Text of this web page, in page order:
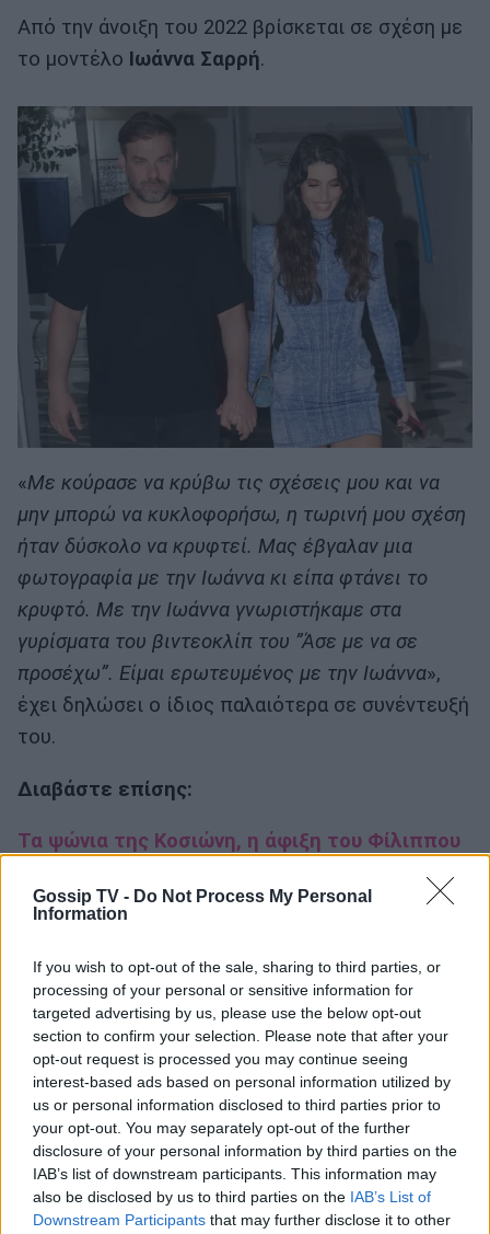
Gossip TV - Do Not Process My Personal
Information
If you wish to opt-out of the sale, sharing to third parties, or
processing of your personal or sensitive information for
targeted advertising by us, please use the below opt-out
section to confirm your selection. Please note that after your
opt-out request is processed you may continue seeing
interest-based ads based on personal information utilized by
us or personal information disclosed to third parties prior to
your opt-out. You may separately opt-out of the further
disclosure of your personal information by third parties on the
IAB’s list of downstream participants. This information may
also be disclosed by us to third parties on the IAB’s List of
Downstream Participants that may further disclose it to other
Από την άνοιξη του 2022 βρίσκεται σε σχέση με
το μοντέλο Ιωάννα Σαρρή.
«Με κούρασε να κρύβω τις σχέσεις μου και να
μην μπορώ να κυκλοφορήσω, η τωρινή μου σχέση
ήταν δύσκολο να κρυφτεί. Μας έβγαλαν μια
φωτογραφία με την Ιωάννα κι είπα φτάνει το
κρυφτό. Με την Ιωάννα γνωριστήκαμε στα
γυρίσματα του βιντεοκλίπ του ”Άσε με να σε
προσέχω”. Είμαι ερωτευμένος με την Ιωάννα»,
έχει δηλώσει ο ίδιος παλαιότερα σε συνέντευξή
του.
Διαβάστε επίσης:
Τα ψώνια της Κοσιώνη, η άφιξη του Φίλιππου
στην Αθήνα, ο Στάνκογλου & η βραδινή έξοδος
Σαμπάνη-Σαρρή
Γιώργος Σαμπάνης - Νίκος Μακρόπουλος: Τα
sold out και η δυνατή φιλία τους
Γιώργος Σαμπάνης - Νίκος Μακρόπουλος: Sold
out πρεμιέρα με λαμπερές παρουσίες
Σαν σήμερα γενέθλια ηλικία